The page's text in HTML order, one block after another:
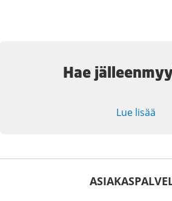
Hae
Lue lisää